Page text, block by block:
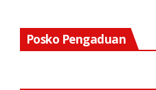
Posko Pengaduan